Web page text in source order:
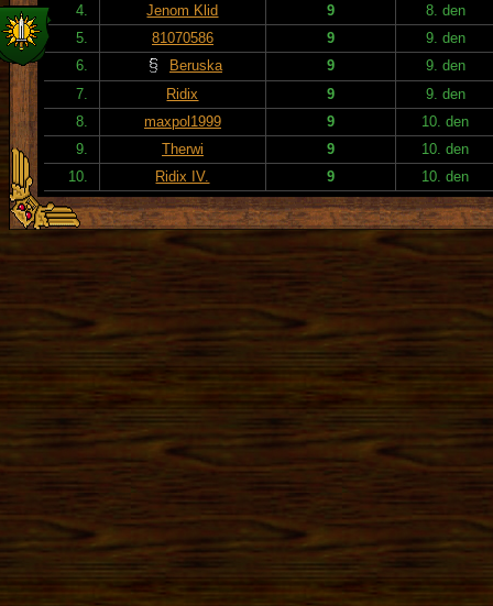
4.
Jenom Klid 9
8. den
5.
81070586 9
9. den
6.
Beruska 9
9. den
7.
Ridix 9
9. den
8.
maxpol1999 9
10. den
9.
Therwi 9
10. den
10.
Ridix IV. 9 10. den